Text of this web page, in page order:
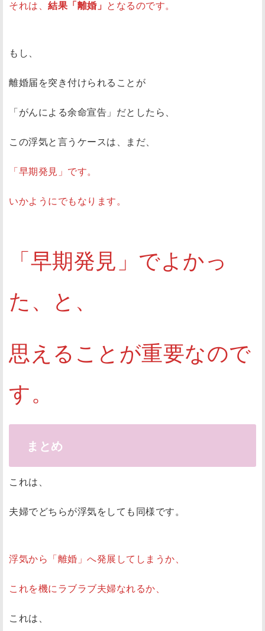
それは、 結果「離婚」 となるのです。
もし、
離婚届を突き付けられることが
「がんによる余命宣告」だとしたら、
この浮気と言うケースは、まだ、
「早期発見」です。
いかようにでもなります。
「早期発見」でよかっ
た、と、
思えることが重要なので
す。
まとめ
これは、
夫婦でどちらが浮気をしても同様です。
浮気から「離婚」へ発展してしまうか、
これを機にラブラブ夫婦なれるか、
これは、